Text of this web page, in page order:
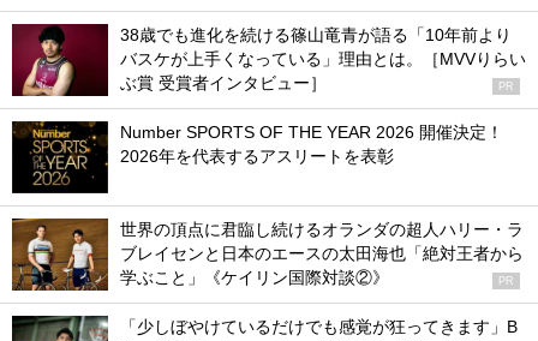
38歳でも進化を続ける篠山竜青が語る「10年前より
バスケが上手くなっている」理由とは。［MVVりらい
ぶ賞 受賞者インタビュー］
PR
Number SPORTS OF THE YEAR 2026 開催決定！
2026年を代表するアスリートを表彰
世界の頂点に君臨し続けるオランダの超人ハリー・ラ
ブレイセンと日本のエースの太田海也「絶対王者から
学ぶこと」《ケイリン国際対談②》
PR
「少しぼやけているだけでも感覚が狂ってきます」B